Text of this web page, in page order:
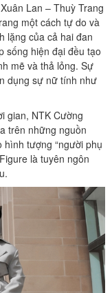
Lan – Thuỳ Trang
một cách tự do và
lặng của cả hai đan
sống hiện đại đều tạo
mẽ và thả lỏng. Sự
dụng sự nữ tính như
gian, NTK Cường
trên những nguồn
tượng “người phụ
là tuyên ngôn